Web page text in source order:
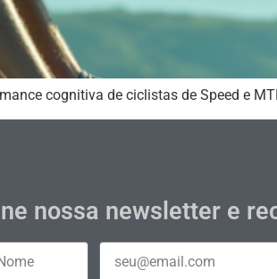
cognitiva de ciclistas de Speed e
nossa newsletter e